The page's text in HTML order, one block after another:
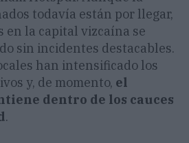
todavía están por llegar,
en la capital vizcaína se
sin incidentes destacables.
han intensificado los
y, de momento, el
dentro de los cauces
.